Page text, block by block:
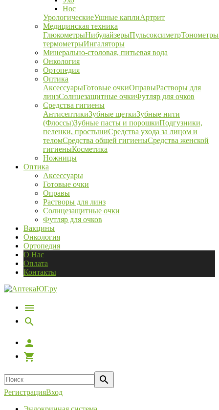
Нос
УрологическиеУшные каплиАртрит
Медицинская техника
ГлюкометрыНибулайзерыПульсоксиметрТонометры
термометрыИнгаляторы
Минерально-столовая, питьевая вода
Онкология
Ортопедия
Оптика
АксессуарыГотовые очкиОправыРастворы для
линзСолнцезащитные очкиФутляр для очков
Средства гигиены
АнтисептикиЗубные щеткиЗубные нити
(Флоссы)Зубные пасты и порошкиПодгузники,
пеленки, простыниСредства ухода за лицом и
теломСредства общей гигиеныСредства женской
гигиеныКосметика
Ножницы
Оптика
Аксессуары
Готовые очки
Оправы
Растворы для линз
Солнцезащитные очки
Футляр для очков
Вакцины
Онкология
Ортопедия
О Нас
Оплата
Контакты
РегистрацияВход